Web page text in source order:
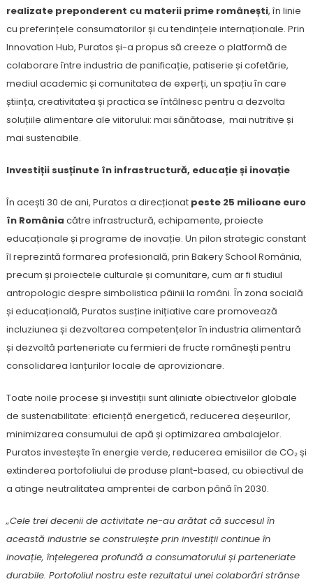
realizate preponderent cu materii prime românești, în linie
cu preferințele consumatorilor și cu tendințele internaționale. Prin
Innovation Hub, Puratos și-a propus să creeze o platformă de
colaborare între industria de panificație, patiserie și cofetărie,
mediul academic și comunitatea de experți, un spațiu în care
știința, creativitatea și practica se întâlnesc pentru a dezvolta
soluțiile alimentare ale viitorului: mai sănătoase, mai nutritive și
mai sustenabile.
Investiții susținute în infrastructură, educație și inovație
În acești 30 de ani, Puratos a direcționat peste 25 milioane euro
în România către infrastructură, echipamente, proiecte
educaționale și programe de inovație. Un pilon strategic constant
îl reprezintă formarea profesională, prin Bakery School România,
precum și proiectele culturale și comunitare, cum ar fi studiul
antropologic despre simbolistica pâinii la români. În zona socială
și educațională, Puratos susține inițiative care promovează
incluziunea și dezvoltarea competențelor în industria alimentară
și dezvoltă parteneriate cu fermieri de fructe românești pentru
consolidarea lanțurilor locale de aprovizionare.
Toate noile procese și investiții sunt aliniate obiectivelor globale
de sustenabilitate: eficiență energetică, reducerea deșeurilor,
minimizarea consumului de apă și optimizarea ambalajelor.
Puratos investește în energie verde, reducerea emisiilor de CO₂ și
extinderea portofoliului de produse plant-based, cu obiectivul de
a atinge neutralitatea amprentei de carbon până în 2030.
„Cele trei decenii de activitate ne-au arătat că succesul în
această industrie se construiește prin investiții continue în
inovație, înțelegerea profundă a consumatorului și parteneriate
durabile. Portofoliul nostru este rezultatul unei colaborări strânse